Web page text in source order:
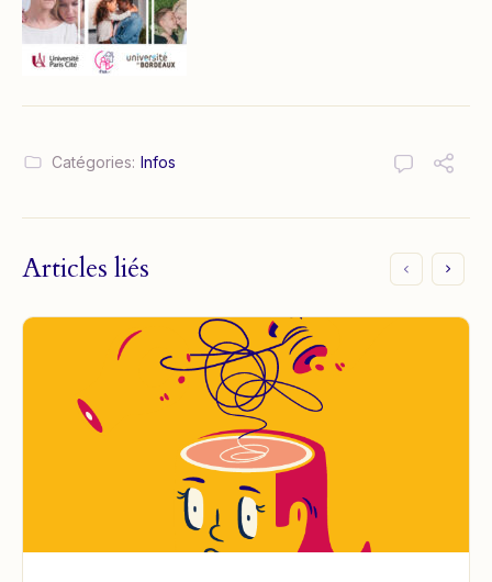
Catégories: Infos
Articles liés